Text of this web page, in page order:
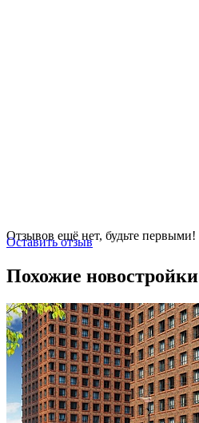
Отзывов ещё нет, будьте первыми!
Оставить отзыв
Похожие новостройки